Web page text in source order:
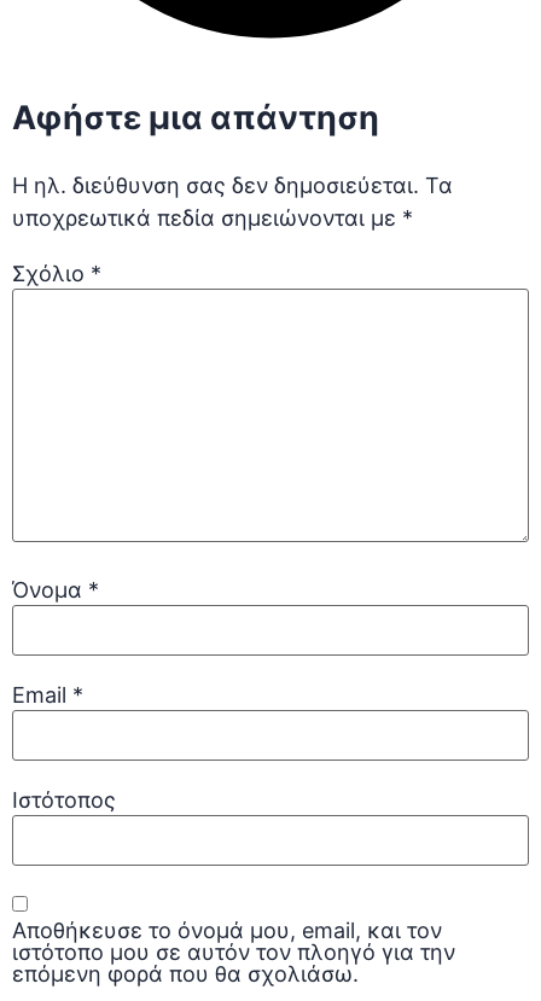
Αφήστε μια απάντηση
Η ηλ. διεύθυνση σας δεν δημοσιεύεται. Τα
υποχρεωτικά πεδία σημειώνονται με *
Σχόλιο *
Όνομα *
Email *
Ιστότοπος
Αποθήκευσε το όνομά μου, email, και τον
ιστότοπο μου σε αυτόν τον πλοηγό για την
επόμενη φορά που θα σχολιάσω.